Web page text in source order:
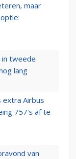
maar
in tweede
lang
extra Airbus
757's af te
van